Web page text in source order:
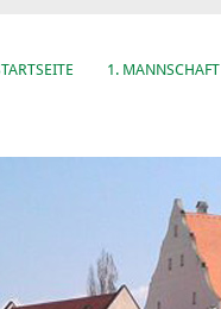
1. MANNSCHAFT